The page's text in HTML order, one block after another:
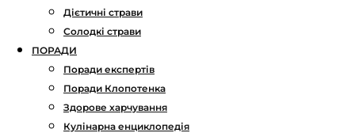
Дієтичні страви
Солодкі страви
ПОРАДИ
Поради експертів
Поради Клопотенка
Здорове харчування
Кулінарна енциклопедія